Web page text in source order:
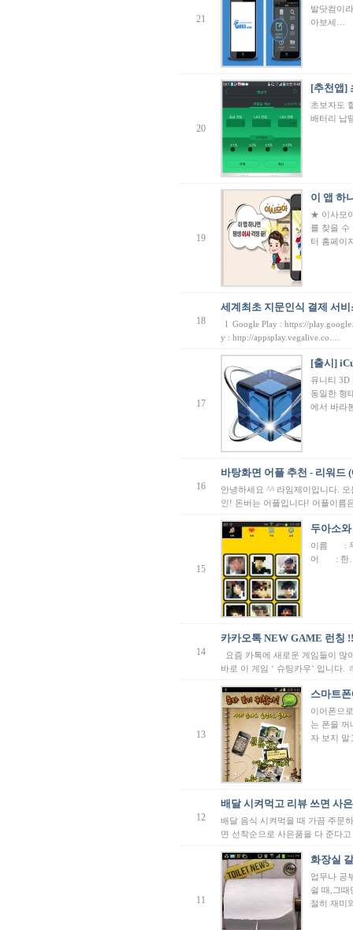
21
발닷컴이
아보세…
20
[추천앱]
초보자도
배터리 납
19
이 앱 하
★ 이사모
를 찾을
터 홈페이
18
세계최초 지문인식 결제 서
l Google Play : https://
y : http://appsplay.vegalive.co.…
17
[출시]
유니티 3D
동일한 형
에서 바라
16
바탕화면 어플 추천 - 리워드
안녕하세요 ^^ 라임제이입니다.
인! 돈버는 어플입니다! 어플이름
15
두아소
이름 : 두
어 : 한
14
카카오톡 NEW GAME 런칭
요즘 카톡에 새로운 게임들이 많
바로 이 게임 ‘ 슈팅카우’ 입니다.
13
스마트
이어폰으
는 폰을 꺼
자 보지
12
배달 시켜먹고 리뷰 쓰면 사
배달 음식 시켜먹을 때 가끔 주문
면 선착순으로 사은품을 다 준다
11
화장실
업무나 공
쉴 때,그때
절히 재미